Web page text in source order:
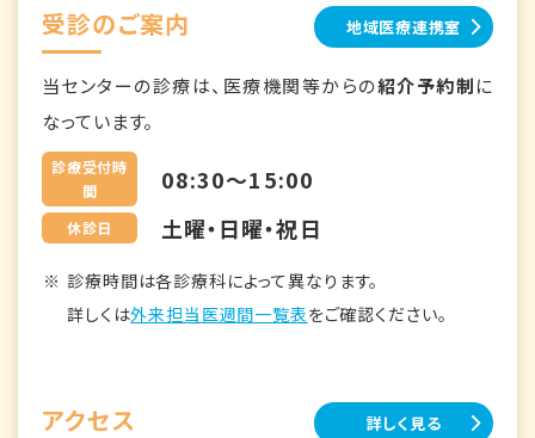
受診のご案内 地域医療連携室
当センターの診療は、医療機関等からの紹介予約制に
なっています。
診療受付時
間
08:30～15:00
休診日 土曜・日曜・祝日
診療時間は各診療科によって異なります。
詳しくは外来担当医週間一覧表をご確認ください。
アクセス 詳しく見る